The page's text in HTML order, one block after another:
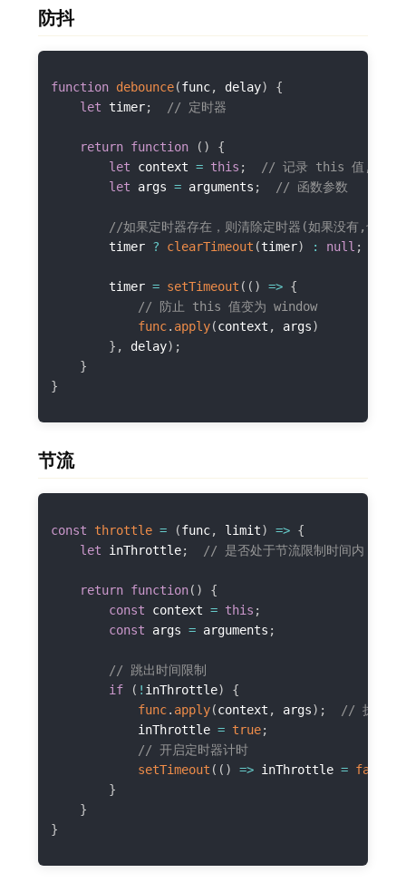
防抖
function debounce(func, delay)
{
let timer; // 定时器
return function ( )
{
let context = this ;
// 记录 this 值,防止在
let args = arguments ; // 函数参数
//如果定时器存在，则清除定时器(如果没有,也没
        timer
? clearTimeout (timer) : null ;
        timer
= setTimeout ( ( ) => {
// 防止 this 值变为 window
func. apply(context , args)
} , delay) ;
}
}
节流
const throttle = (func, limit) => {
let inThrottle; // 是否处于节流限制时间内
return function( )
{
const context = this ;
const args = arguments ;
// 跳出时间限制
if
( ! inThrottle)
{
func. apply(context , args) ;
// 执行回
            inThrottle
= true;
// 开启定时器计时
setTimeout ( ( ) => inThrottle = false
}
}
}